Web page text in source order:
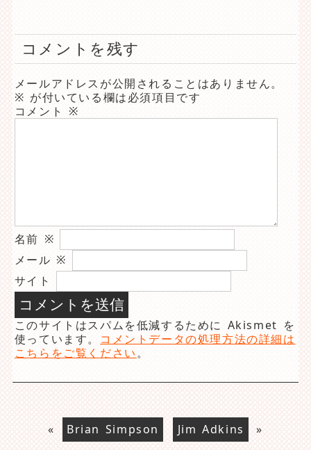
コメントを残す
メールアドレスが公開されることはありません。
※ が付いている欄は必須項目です
コメント ※
名前 ※
メール※
サイト
このサイトはスパムを低減するために Akismet を
使っています。 コメントデータの処理方法の詳細は
こちらをご覧ください。
« Brian Simpson Jim Adkins »